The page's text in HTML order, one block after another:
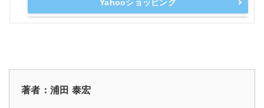
Yahooショッピング
著者：浦田 泰宏